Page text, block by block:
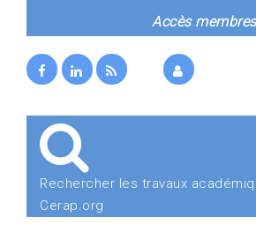
Accès membres
Rechercher les travaux
Cerap.org